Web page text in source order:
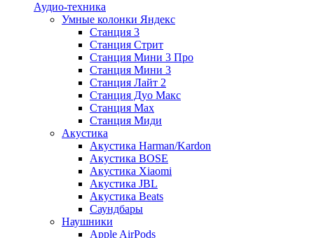
Аудио-техника
Умные колонки Яндекс
Станция 3
Станция Стрит
Станция Мини 3 Про
Станция Мини 3
Станция Лайт 2
Станция Дуо Макс
Станция Max
Станция Миди
Акустика
Акустика Harman/Kardon
Акустика BOSE
Акустика Xiaomi
Акустика JBL
Акустика Beats
Саундбары
Наушники
Apple AirPods